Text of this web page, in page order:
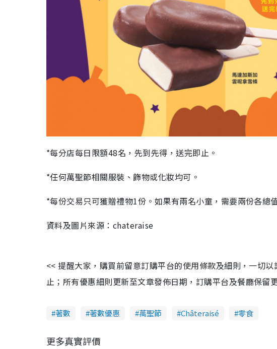
*每分店每日限額48名，先到先得，送完即止。
*任何萬聖節相關服裝、飾物或化妝均可。
*每份交易只可獲贈禮物1份。如果有兩名小童，需要兩份各總
資料及圖片來源：chateraise
<< 提醒大家，購買前留意訂購平台的使用條款及細則，一切
止；所有優惠細則更新至文章發佈日期，訂購平台及餐廳保
著數 著數優惠 萬聖節 Châteraisé 零食
更多真實評價